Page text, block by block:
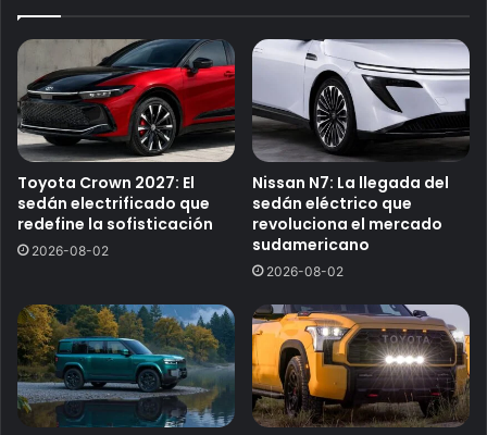
Toyota Crown 2027: El
sedán electrificado que
redefine la sofisticación
2026-08-02
Nissan N7: La llegada del
sedán eléctrico que
revoluciona el mercado
sudamericano
2026-08-02